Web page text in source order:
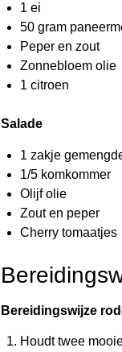
1 ei
50 gram
Peper en zout
Zonnebloem olie
1 citroen
Salade
1 zakje
1/5 komkommer
Olijf olie
Zout en peper
Cherry tomaatjes
Bereidingswijze
Houdt twee